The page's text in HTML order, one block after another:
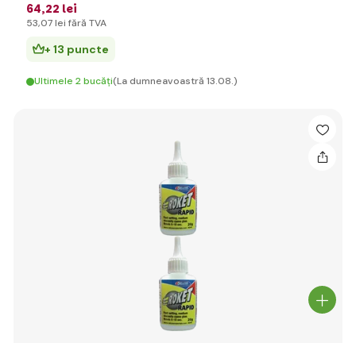
64,22 lei
53,07 lei fără TVA
+ 13 puncte
Ultimele 2 bucăți(La dumneavoastră 13.08.)